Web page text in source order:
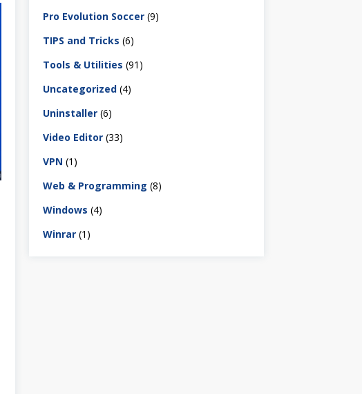
Pro Evolution Soccer (9)
TIPS and Tricks (6)
Tools & Utilities (91)
Uncategorized (4)
Uninstaller (6)
Video Editor (33)
VPN (1)
Web & Programming (8)
Windows (4)
Winrar (1)